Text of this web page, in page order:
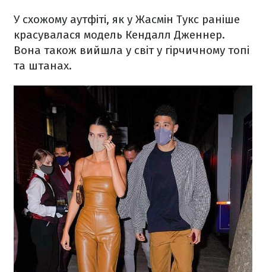
У схожому аутфіті, як у Жасмін Тукс раніше
красувалася модель Кендалл Дженнер.
Вона також вийшла у світ у гірчичному топі
та штанах.